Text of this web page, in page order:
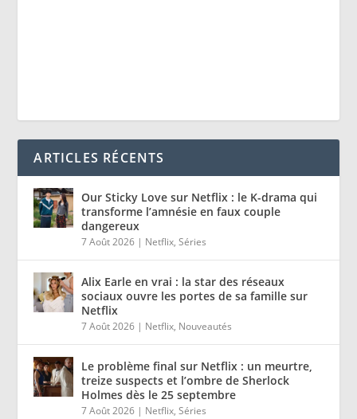
ARTICLES RÉCENTS
Our Sticky Love sur Netflix : le K-drama qui
transforme l’amnésie en faux couple
dangereux
7 Août 2026 | Netflix,Séries
Alix Earle en vrai : la star des réseaux
sociaux ouvre les portes de sa famille sur
Netflix
7 Août 2026 | Netflix, Nouveautés
Le problème final sur Netflix : un meurtre,
treize suspects et l’ombre de Sherlock
Holmes dès le 25 septembre
7 Août 2026 | Netflix,Séries